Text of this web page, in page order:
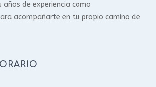
de experiencia como
acompañarte en tu propio camino de